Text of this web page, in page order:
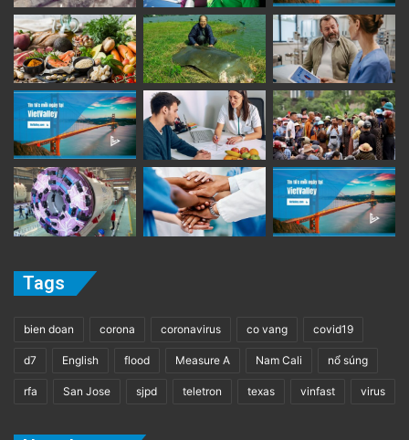
Tags
bien doan corona coronavirus co vang covid19
d7 English flood Measure A Nam Cali nổ súng
rfa San Jose sjpd teletron texas vinfast virus